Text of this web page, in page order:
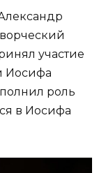
участие
Иосифа
роль
в Иосифа